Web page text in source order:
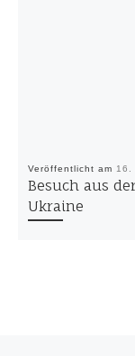
Veröffentlicht am 16.
Besuch aus
Ukraine